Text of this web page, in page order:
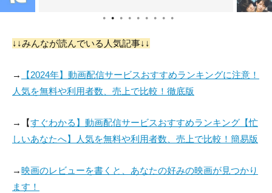
● ● ● ● ● ● ● ● ●
↓↓みんなが読んでいる人気記事↓↓
→
【2024年】動画配信サービスおすすめランキングに注意！
人気を無料や利用者数、売上で比較！徹底版
→【すぐわかる】動画配信サービスおすすめランキング【忙
しいあなたへ】人気を無料や利用者数、売上で比較！簡易版
→映画のレビューを書くと、あなたの好みの映画が見つかり
ます！